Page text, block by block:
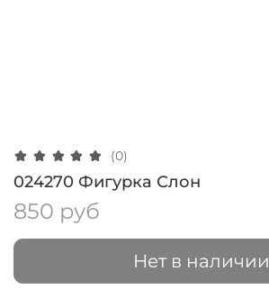
(0)
024270 Фигурка Слон
850 руб
Нет в наличии